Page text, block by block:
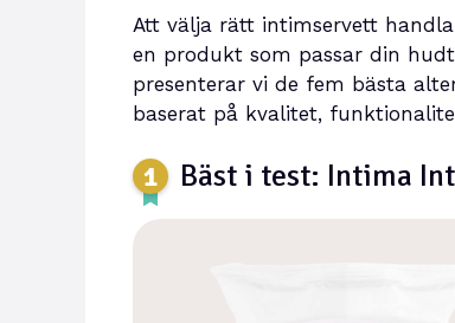
Att välja rätt intimservett
en produkt som passar din
presenterar vi de fem bästa
baserat på kvalitet,
Bäst i test: Intima